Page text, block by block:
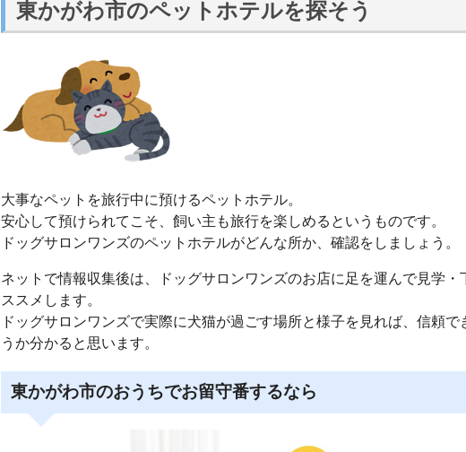
東かがわ市のペットホテルを探そう
大事なペットを旅行中に預けるペットホテル。
安心して預けられてこそ、飼い主も旅行を楽しめるというものです。
ドッグサロンワンズのペットホテルがどんな所か、確認をしましょう。
ネットで情報収集後は、ドッグサロンワンズのお店に足を運んで見学・
ススメします。
ドッグサロンワンズで実際に犬猫が過ごす場所と様子を見れば、信頼で
うか分かると思います。
東かがわ市のおうちでお留守番するなら